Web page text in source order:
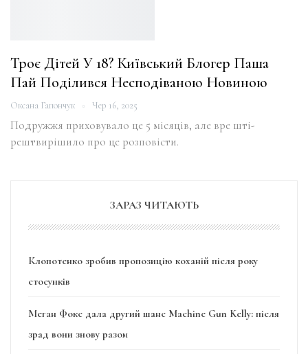
Троє Дітей У 18? Київський Блогер Паша
Пай Поділився Несподіваною Новиною
Оксана Гапончук Чер 16, 2025
Подружжя приховувало це 5 місяців, але вре шті-
рештвирішило про це розповісти.
ЗАРАЗ ЧИТАЮТЬ
Клопотенко зробив пропозицію коханій після року
стосунків
Меган Фокс дала другий шанс Machine Gun Kelly: після
зрад вони знову разом